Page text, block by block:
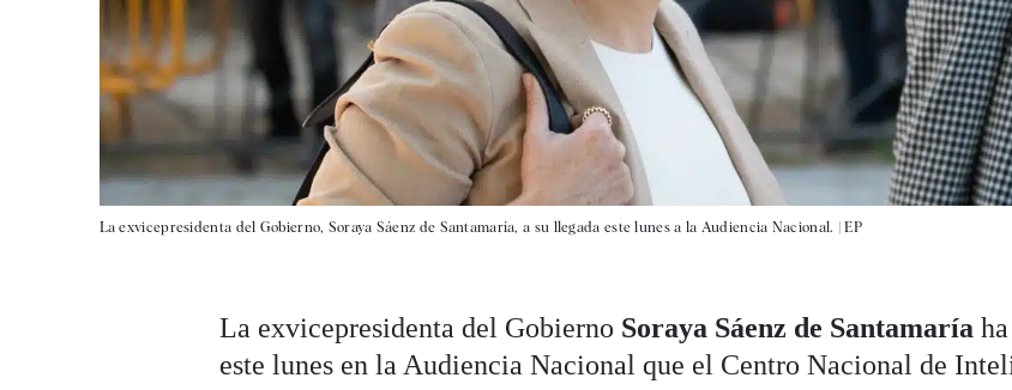
La exvicepresidenta del Gobierno, Soraya Sáenz de Santamaría, a su llegada este lunes a la Audiencia Nacional. |EP
La exvicepresidenta del Gobierno Soraya Sáenz de Santamaría
este lunes en la Audiencia Nacional que el Centro Nacional de